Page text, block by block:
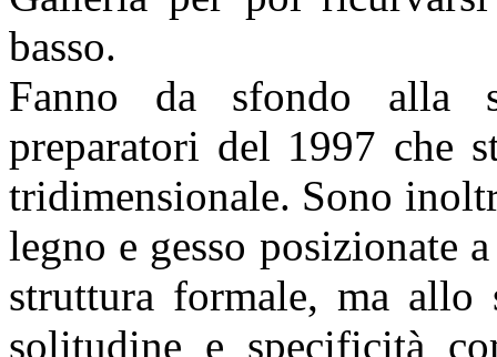
basso.
Fanno da sfondo alla
preparatori del 1997 che
tridimensionale. Sono
legno e gesso posizionate
struttura formale, ma
solitudine e specificità